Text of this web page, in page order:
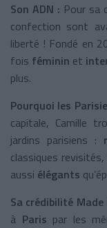
Son ADN : Pour sa
confection sont
liberté ! Fondé en
fois féminin et
plus.
Pourquoi les
capitale, Camille
jardins parisiens :
classiques
aussi élégants
Sa crédibilité Made
à Paris par les